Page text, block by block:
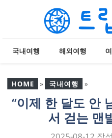
뛰
기
국내여행 해외여행
HOME » 국내여행 »
“이제 한 달도 안 남았어
요”… 해변에서 걷는 맨발
“이제 한 달도 안
서 걷는 맨